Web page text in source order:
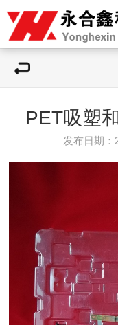
PET吸塑
发布日期